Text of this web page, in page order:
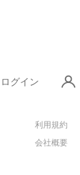
ログイン
利用規約
会社概要